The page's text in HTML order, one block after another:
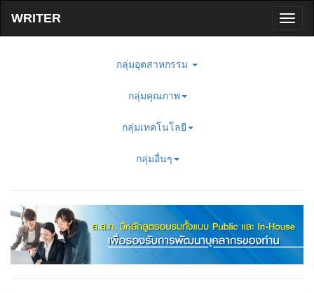
กลุ่มอุตสาหกรรม
กลุ่มคุณภาพ
กลุ่มเทคโนโลยี
กลุ่มอื่นๆ